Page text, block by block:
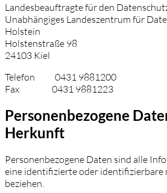
Landesbeauftragte für den
Unabhängiges Landeszentrum für
Holstein
Holstenstraße 98
24103 Kiel
Telefon 0431 9881200
Fax 0431 9881223
Personenbezogene
Herkunft
Personenbezogene Daten sind alle
eine identifizierte oder identifizierbare
beziehen.